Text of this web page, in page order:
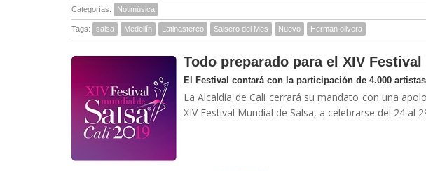
Categorías: Notimúsica
Tags: salsa Medellín Latinastereo Salsero del Mes Nuevo Herman olivera
Todo preparado para el XIV
El Festival contará con la participación de 4.000
La Alcaldía de Cali cerrará su mandato con una
XIV Festival Mundial de Salsa, a celebrarse del 24 al